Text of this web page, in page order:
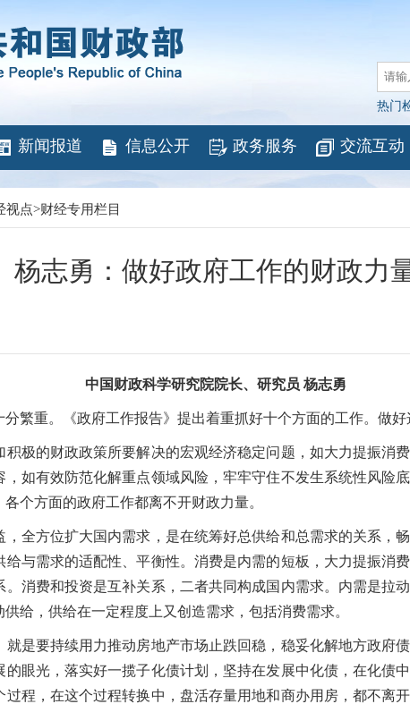
热门
新闻报道 信息公开 政务服务 交流互动
视点>财经专用栏目
杨志勇：做好政府工作的财政力
中国财政科学研究院院长、研究员 杨志勇
重。《政府工作报告》提出着重抓好十个方面的工作。做好
的财政政策所要解决的宏观经济稳定问题，如大力提振消
如有效防范化解重点领域风险，牢牢守住不发生系统性风险
个方面的政府工作都离不开财政力量。
方位扩大国内需求，是在统筹好总供给和总需求的关系，
与需求的适配性、平衡性。消费是内需的短板，大力提振消
。消费和投资是互补关系，二者共同构成国内需求。内需是拉
给，供给在一定程度上又创造需求，包括消费需求。
要持续用力推动房地产市场止跌回稳，稳妥化解地方政府
眼光，落实好一揽子化债计划，坚持在发展中化债，在化债
程，在这个过程转换中，盘活存量用地和商办用房，都不离